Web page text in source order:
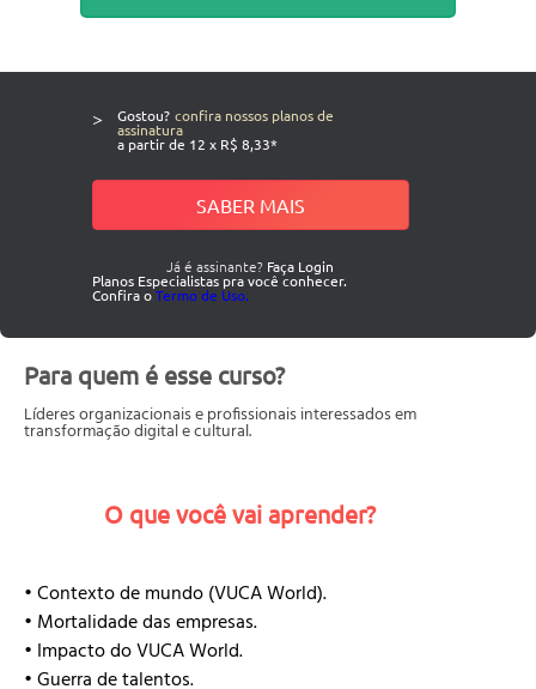
> Gostou? confira nossos planos de
assinatura
a partir de 12 x R$ 8,33*
SABER MAIS
Já é assinante? Faça Login
Planos Especialistas pra você conhecer.
Confira oTermo de Uso.
Para quem é esse curso?
Líderes organizacionais e profissionais interessados em
transformação digital e cultural.
O que você vai aprender?
• Contexto de mundo (VUCA World).
• Mortalidade das empresas.
• Impacto do VUCA World.
• Guerra de talentos.